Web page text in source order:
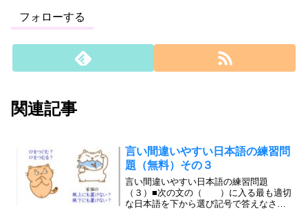
フォローする
関連記事
言い間違いやすい日本語の練習問
題（無料）その３
言い間違いやすい日本語の練習問題
（３）■次の文の（ ）に入る最も適切
な日本語を下から選び記号で答えなさ